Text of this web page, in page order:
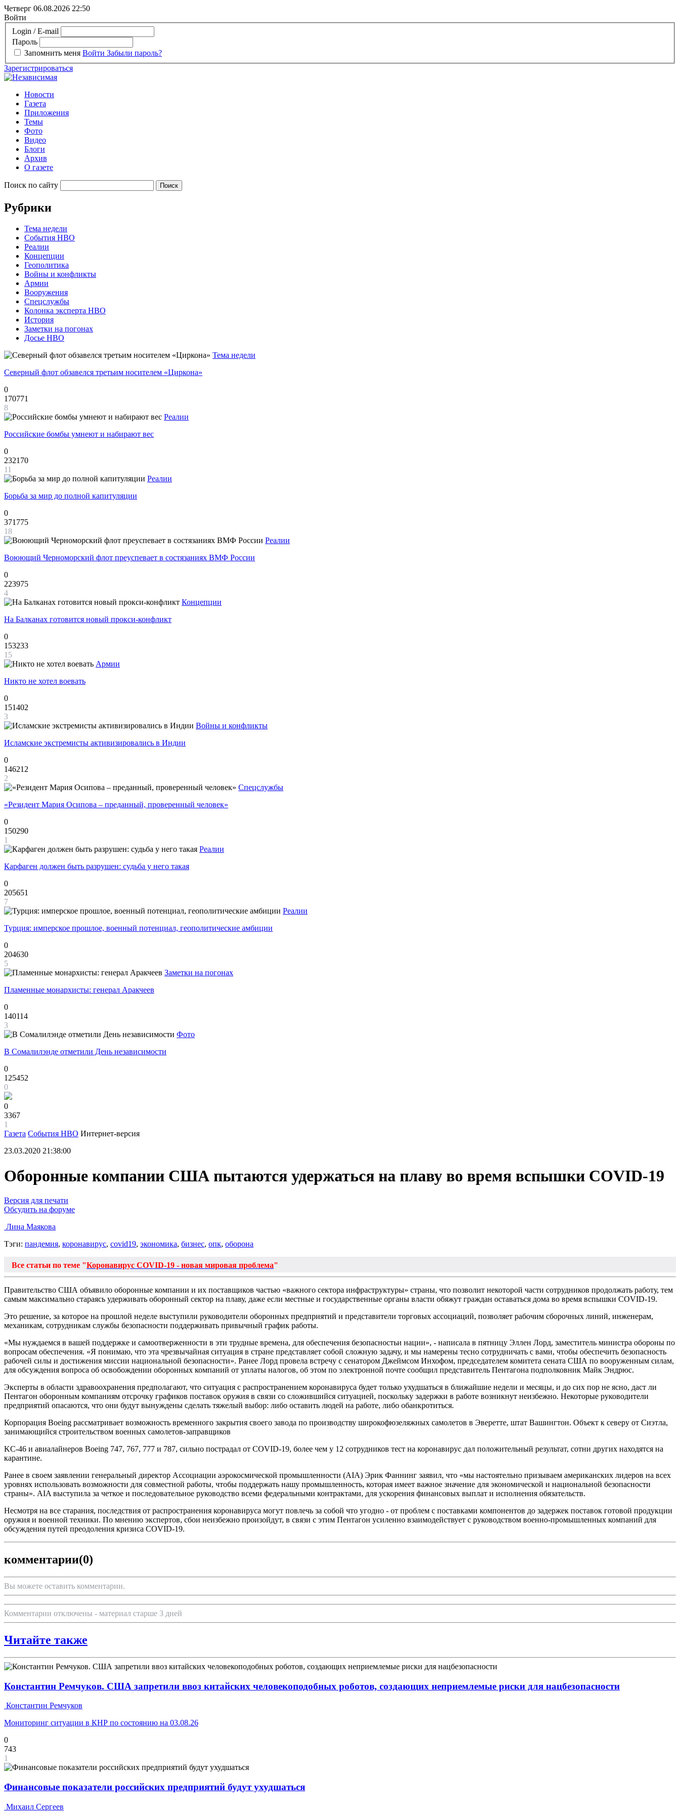
Четверг 06.08.2026 22:50
Войти
Login / E-mail
Пароль
Запомнить меня Войти Забыли пароль?
Зарегистрироваться
Новости
Газета
Приложения
Темы
Фото
Видео
Блоги
Архив
О газете
Поиск по сайту
Рубрики
Тема недели
События НВО
Реалии
Концепции
Геополитика
Войны и конфликты
Армии
Вооружения
Спецслужбы
Колонка эксперта НВО
История
Заметки на погонах
Досье НВО
Тема недели
Северный флот обзавелся третьим носителем «Циркона»
0
170771
8
Реалии
Российские бомбы умнеют и набирают вес
0
232170
11
Реалии
Борьба за мир до полной капитуляции
0
371775
18
Реалии
Воюющий Черноморский флот преуспевает в состязаниях ВМФ России
0
223975
4
Концепции
На Балканах готовится новый прокси-конфликт
0
153233
15
Армии
Никто не хотел воевать
0
151402
3
Войны и конфликты
Исламские экстремисты активизировались в Индии
0
146212
2
Спецслужбы
«Резидент Мария Осипова – преданный, проверенный человек»
0
150290
1
Реалии
Карфаген должен быть разрушен: судьба у него такая
0
205651
7
Реалии
Турция: имперское прошлое, военный потенциал, геополитические амбиции
0
204630
5
Заметки на погонах
Пламенные монархисты: генерал Аракчеев
0
140114
3
Фото
В Сомалилэнде отметили День независимости
0
125452
0
0
3367
1
Газета События НВО Интернет-версия
23.03.2020 21:38:00
Оборонные компании США пытаются удержаться на плаву во время вспышки COVID-19
Версия для печати
Обсудить на форуме
Лина Маякова
Тэги: пандемия, коронавирус, covid19, экономика, бизнес, опк, оборона
Все статьи по теме "Коронавирус COVID-19 - новая мировая проблема"
Правительство США объявило оборонные компании и их поставщиков частью «важного сектора инфраструктуры» страны, что позволит некоторой части сотрудников продолжать работу, тем
самым максимально стараясь удерживать оборонный сектор на плаву, даже если местные и государственные органы власти обяжут граждан оставаться дома во время вспышки COVID-19.
Это решение, за которое на прошлой неделе выступили руководители оборонных предприятий и представители торговых ассоциаций, позволяет рабочим сборочных линий, инженерам,
механикам, сотрудникам службы безопасности поддерживать привычный график работы.
«Мы нуждаемся в вашей поддержке и самоотверженности в эти трудные времена, для обеспечения безопасностьи нации», - написала в пятницу Эллен Лорд, заместитель министра обороны по
вопросам обеспечения. «Я понимаю, что эта чрезвычайная ситуация в стране представляет собой сложную задачу, и мы намерены тесно сотрудничать с вами, чтобы обеспечить безопасность
рабочей силы и достижения миссии национальной безопасности». Ранее Лорд провела встречу с сенатором Джеймсом Инхофом, председателем комитета сената США по вооруженным силам,
для обсуждения вопроса об освобождении оборонных компаний от уплаты налогов, об этом по электронной почте сообщил представитель Пентагона подполковник Майк Эндрюс.
Эксперты в области здравоохранения предполагают, что ситуация с распространением коронавируса будет только ухудшаться в ближайшие недели и месяцы, и до сих пор не ясно, даст ли
Пентагон оборонным компаниям отсрочку графиков поставок оружия в связи со сложившийся ситуацией, поскольку задержки в работе возникнут неизбежно. Некоторые руководители
предприятий опасаются, что они будут вынуждены сделать тяжелый выбор: либо оставить людей на работе, либо обанкротиться.
Корпорация Boeing рассматривает возможность временного закрытия своего завода по производству широкофюзеляжных самолетов в Эверетте, штат Вашингтон. Объект к северу от Сиэтла,
занимающийся строительством военных самолетов-заправщиков
KC-46 и авиалайнеров Boeing 747, 767, 777 и 787, сильно пострадал от COVID-19, более чем у 12 сотрудников тест на коронавирус дал положительный результат, сотни других находятся на
карантине.
Ранее в своем заявлении генеральный директор Ассоциации аэрокосмической промышленности (AIA) Эрик Фаннинг заявил, что «мы настоятельно призываем американских лидеров на всех
уровнях использовать возможности для совместной работы, чтобы поддержать нашу промышленность, которая имеет важное значение для экономической и национальной безопасности
страны». AIA выступила за четкое и последовательное руководство всеми федеральными контрактами, для ускорения финансовых выплат и исполнения обязательств.
Несмотря на все старания, последствия от распространения коронавируса могут повлечь за собой что угодно - от проблем c поставками компонентов до задержек поставок готовой продукции
оружия и военной техники. По мнению экспертов, сбои неизбежно произойдут, в связи с этим Пентагон усиленно взаимодействует с руководством военно-промышленных компаний для
обсуждения путей преодоления кризиса COVID-19.
комментарии(0)
Вы можете оставить комментарии.
Комментарии отключены - материал старше 3 дней
Читайте также
Константин Ремчуков. США запретили ввоз китайских человекоподобных роботов, создающих неприемлемые риски для нацбезопасности
Константин Ремчуков
Мониторинг ситуации в КНР по состоянию на 03.08.26
0
743
1
Финансовые показатели российских предприятий будут ухудшаться
Михаил Сергеев